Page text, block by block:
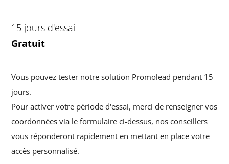
15 jours d'essai
Gratuit
Vous pouvez tester notre solution Promolead pendant 15
jours.
Pour activer votre période d'essai, merci de renseigner vos
coordonnées via le formulaire ci-dessus, nos conseillers
vous réponderont rapidement en mettant en place votre
accès personnalisé.